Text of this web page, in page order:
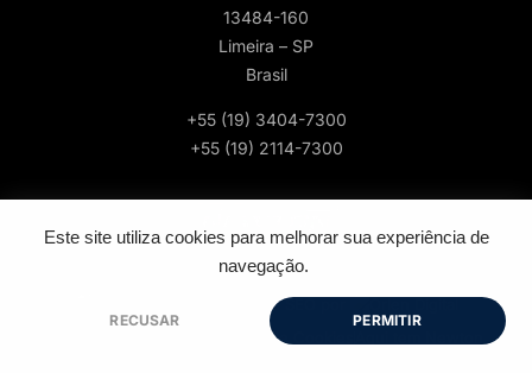
Este site utiliza cookies para melhorar sua experiência de
navegação.
RECUSAR PERMITIR
13484-160
Limeira – SP
Brasil
+55 (19) 3404-7300
+55 (19) 2114-7300
2026 © Todos os direitos reservados | Feito por
- Google SEO por
Política de Cookies